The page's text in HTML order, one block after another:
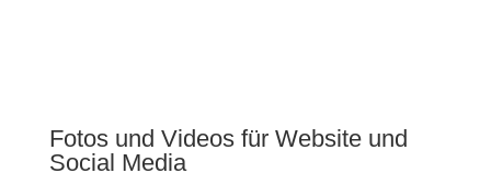
Fotos und Videos für Website und
Social Media